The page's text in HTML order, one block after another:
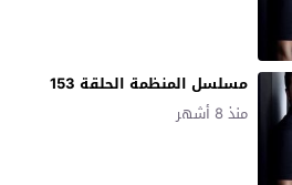
مسلسل المنظمة الحلقة 153
منذ 8 أشهر